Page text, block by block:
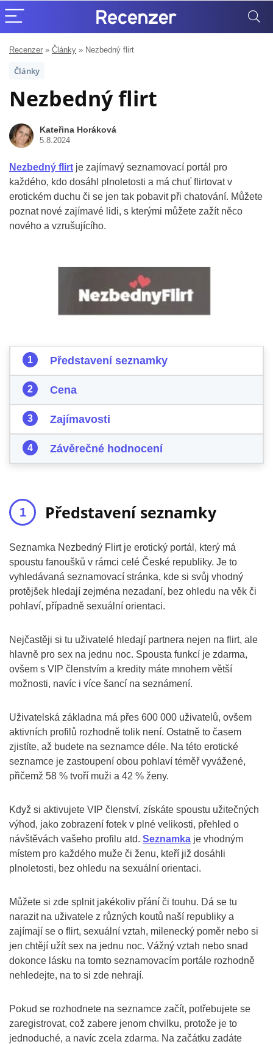
Recenzer » Články » Nezbedný flirt
Články
Nezbedný flirt
Kateřina Horáková
5.8.2024
Nezbedný flirt je zajímavý seznamovací portál pro
každého, kdo dosáhl plnoletosti a má chuť flirtovat v
erotickém duchu či se jen tak pobavit při chatování. Můžete
poznat nové zajímavé lidi, s kterými můžete zažít něco
nového a vzrušujícího.
Představení seznamky
Cena
Zajímavosti
Závěrečné hodnocení
Představení seznamky
Seznamka Nezbedný Flirt je erotický portál, který má
spoustu fanoušků v rámci celé České republiky. Je to
vyhledávaná seznamovací stránka, kde si svůj vhodný
protějšek hledají zejména nezadaní, bez ohledu na věk či
pohlaví, případně sexuální orientaci.
Nejčastěji si tu uživatelé hledají partnera nejen na flirt, ale
hlavně pro sex na jednu noc. Spousta funkcí je zdarma,
ovšem s VIP členstvím a kredity máte mnohem větší
možnosti, navíc i více šancí na seznámení.
Uživatelská základna má přes 600 000 uživatelů, ovšem
aktivních profilů rozhodně tolik není. Ostatně to časem
zjistíte, až budete na seznamce déle. Na této erotické
seznamce je zastoupení obou pohlaví téměř vyvážené,
přičemž 58 % tvoří muži a 42 % ženy.
Když si aktivujete VIP členství, získáte spoustu užitečných
výhod, jako zobrazení fotek v plné velikosti, přehled o
návštěvách vašeho profilu atd. Seznamka je vhodným
místem pro každého muže či ženu, kteří již dosáhli
plnoletosti, bez ohledu na sexuální orientaci.
Můžete si zde splnit jakékoliv přání či touhu. Dá se tu
narazit na uživatele z různých koutů naší republiky a
zajímají se o flirt, sexuální vztah, milenecký poměr nebo si
jen chtějí užít sex na jednu noc. Vážný vztah nebo snad
dokonce lásku na tomto seznamovacím portále rozhodně
nehledejte, na to si zde nehrají.
Pokud se rozhodnete na seznamce začít, potřebujete se
zaregistrovat, což zabere jenom chvilku, protože je to
jednoduché, a navíc zcela zdarma. Na začátku zadáte